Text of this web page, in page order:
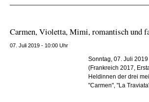
Carmen, Violetta, Mimi, romantisch und
07. Juli 2019 - 10:00 Uhr
Sonntag, 07. Juli
(Frankreich 2017,
Heldinnen der drei
"Carmen", "La